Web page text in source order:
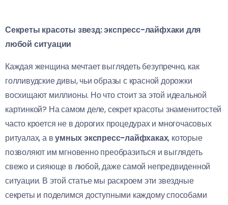
Секреты красоты звезд: экспресс-лайфхаки для
любой ситуации
Каждая женщина мечтает выглядеть безупречно, как
голливудские дивы, чьи образы с красной дорожки
восхищают миллионы. Но что стоит за этой идеальной
картинкой? На самом деле, секрет красоты знаменитостей
часто кроется не в дорогих процедурах и многочасовых
ритуалах, а вумных экспресс-лайфхаках, которые
позволяют им мгновенно преобразиться и выглядеть
свежо и сияюще в любой, даже самой непредвиденной
ситуации. В этой статье мы раскроем эти звездные
секреты и поделимся доступными каждому способами